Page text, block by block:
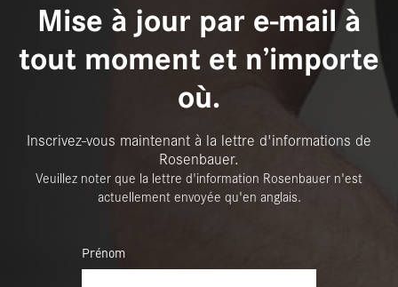
Mise à jour par e-mail à
tout moment et n’importe
où.
Inscrivez-vous maintenant à la lettre d'informations de
Rosenbauer.
Veuillez noter que la lettre d'information Rosenbauer n'est
actuellement envoyée qu'en anglais.
Prénom